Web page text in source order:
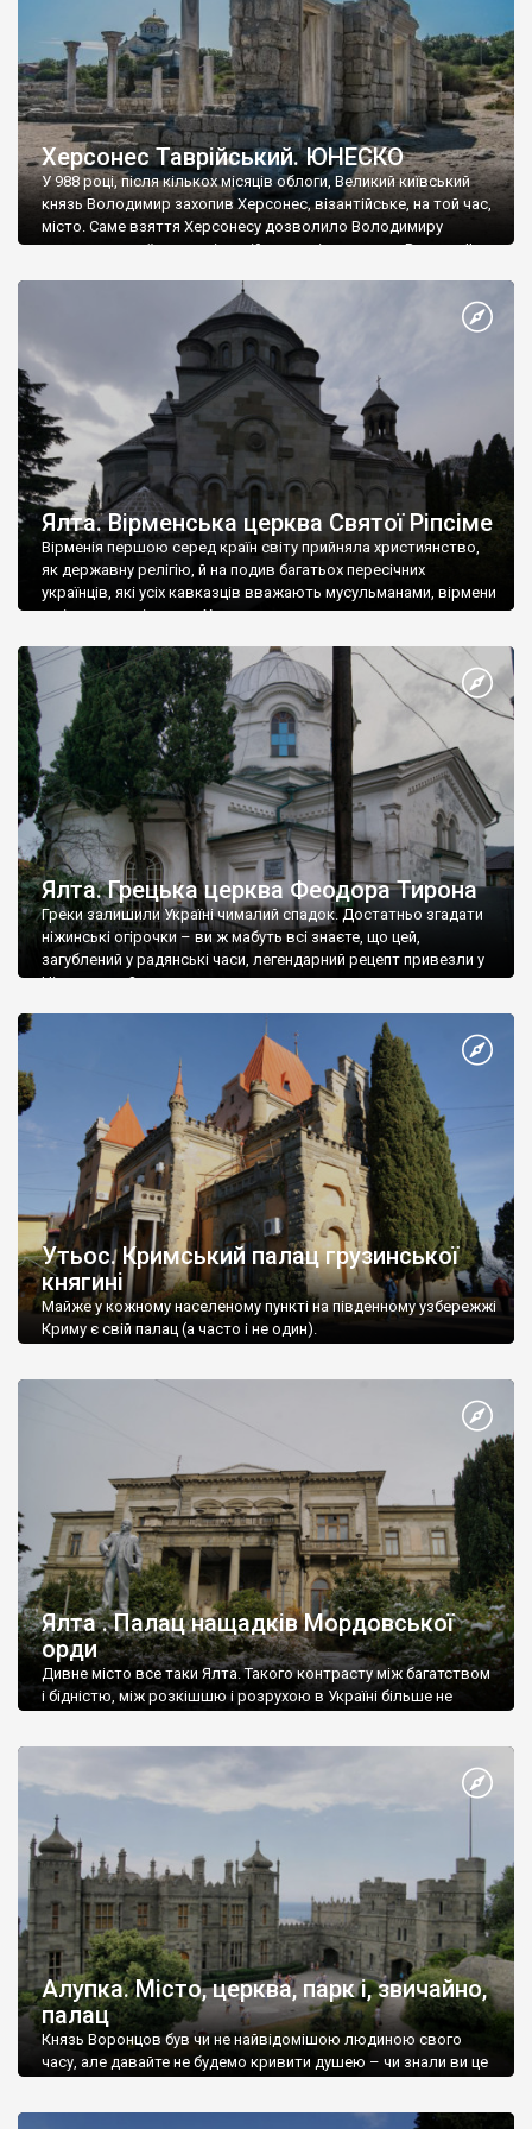
Херсонес Таврійський. ЮНЕСКО
У 988 році, після кількох місяців облоги, Великий київський
князь Володимир захопив Херсонес, візантійське, на той час,
місто. Саме взяття Херсонесу дозволило Володимиру
диктувати свої умови візантійському імператору Василю ІІ, та
Херсонесі Володимир-язичник, став Василем-християнином.
А потім було Хрещення Русі. На честь Херсонесу Таврійського
Ялта. Вірменська церква Святої Ріпсіме
Вірменія першою серед країн світу прийняла християнство,
як державну релігію, й на подив багатьох пересічних
українців, які усіх кавказців вважають мусульманами, вірмени
є відданими вірянами Христа
Ялта. Грецька церква Феодора Тирона
Греки залишили Україні чималий спадок. Достатньо згадати
ніжинські огірочки – ви ж мабуть всі знаєте, що цей,
загублений у радянські часи, легендарний рецепт привезли у
Ніжин греки?
Утьос. Кримський палац грузинської
княгині
Майже у кожному населеному пункті на південному узбережжі
Криму є свій палац (а часто і не один).
Ялта . Палац нащадків Мордовської
орди
Дивне місто все таки Ялта. Такого контрасту між багатством
і бідністю, між розкішшю і розрухою в Україні більше не
Алупка. Місто, церква, парк і, звичайно,
палац
Князь Воронцов був чи не найвідомішою людиною свого
часу, але давайте не будемо кривити душею – чи знали ви це